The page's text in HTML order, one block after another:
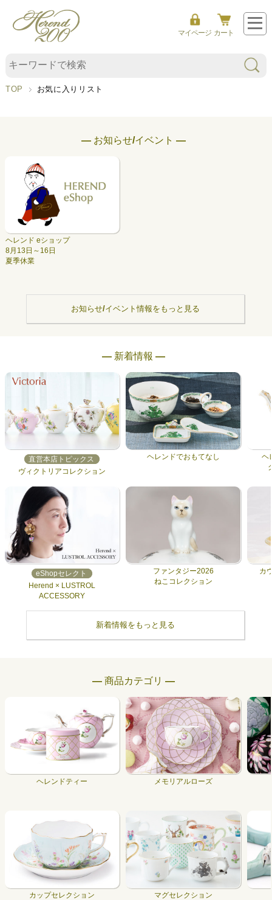
マイページ カート
TOP お気に入りリスト
― お知らせ/イベント ―
ヘレンド eショップ
8月13日～16日
夏季休業
お知らせ/イベント情報をもっと見る
― 新着情報 ―
直営本店トピックス
ヴィクトリアコレクション
eShopセレクト
Herend × LUSTROL
ACCESSORY
ヘレンドでおもてなし
ファンタジー2026
ねこコレクション
ヘ
カ
新着情報をもっと見る
― 商品カテゴリ ―
ヘレンドティー
カップセレクション
メモリアルローズ
マグセレクション